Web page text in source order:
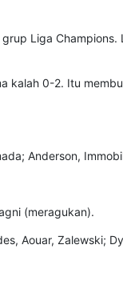
Liga Champions.
kalah 0-2. Itu
Anderson,
(meragukan).
Aouar, Zalewski;